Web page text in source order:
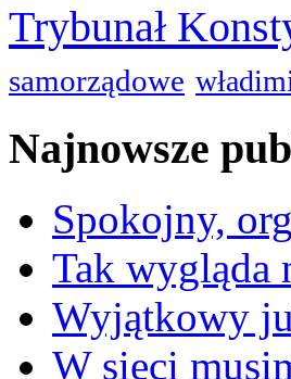
Trybunał
samorządowe
Najnowsze
Spokojny,
Tak wygląda
Wyjątkowy
W sieci